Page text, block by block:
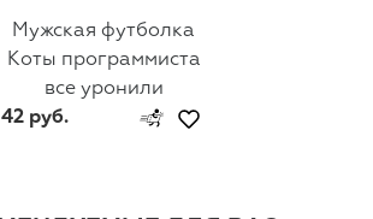
Мужская футболка
Коты программиста
все уронили
42 руб.